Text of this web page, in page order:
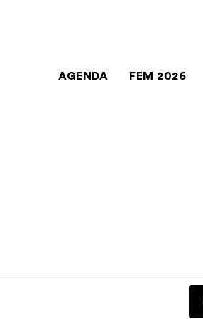
AGENDA FEM 2026